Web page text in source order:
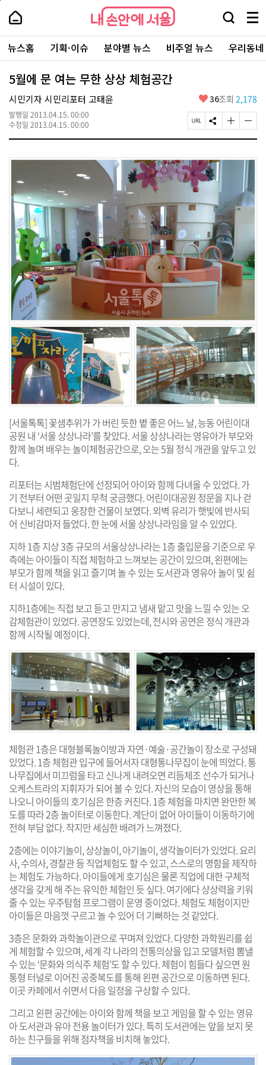
본
로
가
내
손
안
에
서
울
-
서
울
시
대
표
소
포
내
손
에
울
검
창
열
기
메
뉴
전
체
보
주
요
서
뉴스홈 기획·이슈 분야별 뉴스 비주얼 뉴스 우리동
5월에 문 여는 무한 상상 체험공간
시민기자 시민리포터 고태윤
발행일 2013.04.15. 00:00
수정일 2013.04.15. 00:00
좋
요
36조회 2,178
페
이
U
R
L
복
사
S
N
공
유
하
기
글
자
기
경
하
기
글
자
기
작
게
변
경
하
[서울톡톡] 꽃샘추위가 가 버린 듯한 볕 좋은 어느 날, 능동 어린이대
공원 내 ‘서울 상상나라’를 찾았다. 서울 상상나라는 영유아가 부모와
함께 놀며 배우는 놀이체험공간으로, 오는 5월 정식 개관을 앞두고 있
다.
리포터는 시범체험단에 선정되어 아이와 함께 다녀올 수 있었다. 가
기 전부터 어떤 곳일지 무척 궁금했다. 어린이대공원 정문을 지나 걷
다보니 세련되고 웅장한 건물이 보였다. 외벽 유리가 햇빛에 반사되
어 신비감마저 들었다. 한 눈에 서울 상상나라임을 알 수 있었다.
지하 1층 지상 3층 규모의 서울상상나라는 1층 출입문을 기준으로 우
측에는 아이들이 직접 체험하고 느껴보는 공간이 있으며, 왼편에는
부모가 함께 책을 읽고 즐기며 놀 수 있는 도서관과 영유아 놀이 및 쉼
터 시설이 있다.
지하1층에는 직접 보고 듣고 만지고 냄새 맡고 맛을 느낄 수 있는 오
감체험관이 있었다. 공연장도 있었는데, 전시와 공연은 정식 개관과
함께 시작될 예정이다.
체험관 1층은 대형블록놀이방과 자연·예술·공간놀이 장소로 구성돼
있었다. 1층 체험관 입구에 들어서자 대형통나무집이 눈에 띄었다. 통
나무집에서 미끄럼을 타고 신나게 내려오면 리듬체조 선수가 되거나
오케스트라의 지휘자가 되어 볼 수 있다. 자신의 모습이 영상을 통해
나오니 아이들의 호기심은 한층 커진다. 1층 체험을 마치면 완만한 복
도를 따라 2층 놀이터로 이동한다. 계단이 없어 아이들이 이동하기에
전혀 부담 없다. 작지만 세심한 배려가 느껴졌다.
2층에는 이야기놀이, 상상놀이, 아기놀이, 생각놀이터가 있었다. 요리
사, 수의사, 경찰관 등 직업체험도 할 수 있고, 스스로의 명함을 제작하
는 체험도 가능하다. 아이들에게 호기심은 물론 직업에 대한 구체적
생각을 갖게 해 주는 유익한 체험인 듯 싶다. 여기에다 상상력을 키워
줄 수 있는 우주탐험 프로그램이 운영 중이었다. 체험도 체험이지만
아이들은 마음껏 구르고 놀 수 있어 더 기뻐하는 것 같았다.
3층은 문화와 과학놀이관으로 꾸며져 있었다. 다양한 과학원리를 쉽
게 체험할 수 있으며, 세계 각 나라의 전통의상을 입고 모델처럼 뽐낼
수 있는 ‘문화와 의식주 체험’도 할 수 있다. 체험이 힘들다 싶으면 원
통형 터널로 이어진 공중복도를 통해 왼편 공간으로 이동하면 된다.
이곳 카페에서 쉬면서 다음 일정을 구상할 수 있다.
그리고 왼편 공간에는 아이와 함께 책을 보고 게임을 할 수 있는 영유
아 도서관과 유아 전용 놀이터가 있다. 특히 도서관에는 앞을 보지 못
하는 친구들을 위해 점자책을 비치해 놓았다.
페
상
단
로